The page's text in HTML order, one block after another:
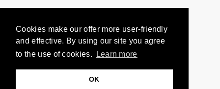
Cookies make our offer more user-friendly
and effective. By using our site you agree
to the use of cookies.
Learn more
OK